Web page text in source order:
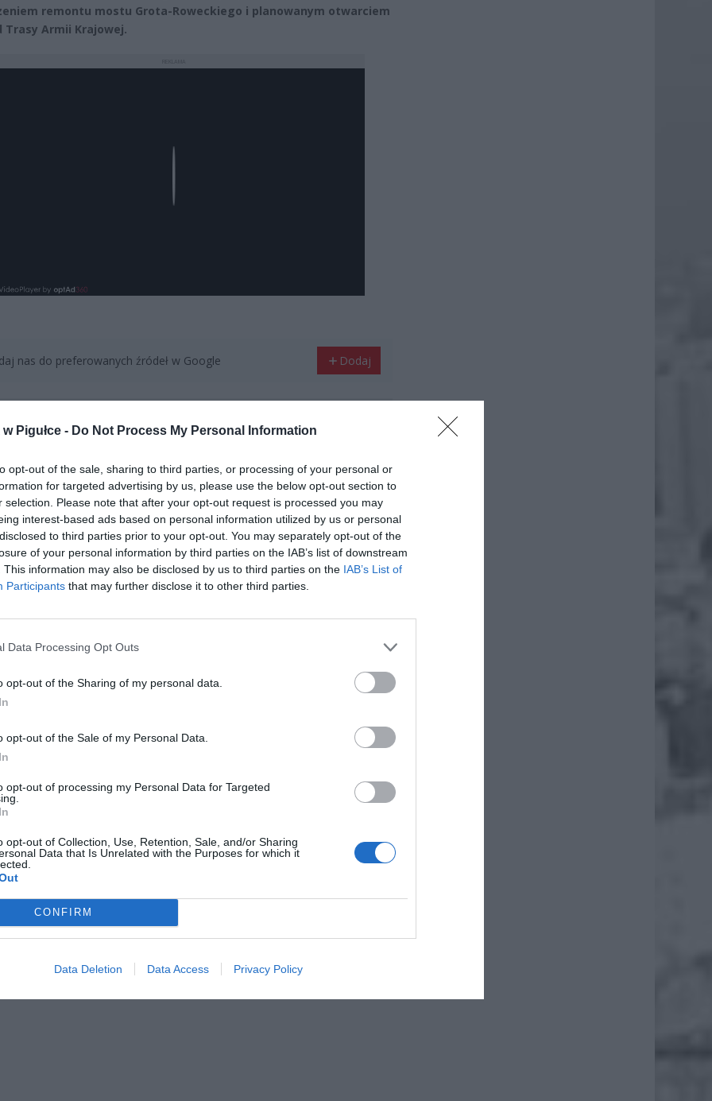
Pigułce - Do Not Process My Personal Information
opt-out of the sale, sharing to third parties, or processing of your personal or
for targeted advertising by us, please use the below opt-out section to
selection. Please note that after your opt-out request is processed you may
interest-based ads based on personal information utilized by us or personal
to third parties prior to your opt-out. You may separately opt-out of the
of your personal information by third parties on the IAB’s list of downstream
This information may also be disclosed by us to third parties on the IAB’s List of
Participants that may further disclose it to other third parties.
Data Processing Opt Outs
opt-out of the Sharing of my personal data.
opt-out of the Sale of my Personal Data.
opt-out of processing my Personal Data for Targeted
opt-out of Collection, Use, Retention, Sale, and/or Sharing
Data that Is Unrelated with the Purposes for which it
CONFIRM
Data Deletion Data Access Privacy Policy
remontu mostu Grota-Roweckiego i planowanym otwarciem
Trasy Armii Krajowej.
nas do preferowanych źródeł w Google Dodaj
20 na 21 września planowane jest otwarcie estakad Trasy Armii Krajowej
Marymoncka (z centrum w kierunku mostu Grota-Roweckiego),
w kierunku Tarchomina oraz w kierunku ronda Starzyńskiego). 21
zaczną obowiązywać zmiany w kursowaniu linii autobusowych 114, 118,
ad